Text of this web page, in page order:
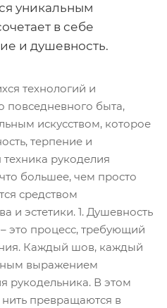
уникальным
в себе
и душевность.
технологий и
повседневного быта,
искусством, которое
терпение и
рукоделия
большее, чем просто
средством
и эстетики. 1. Душевность
это процесс, требующий
Каждый шов, каждый
выражением
рукодельника. В этом
превращаются в